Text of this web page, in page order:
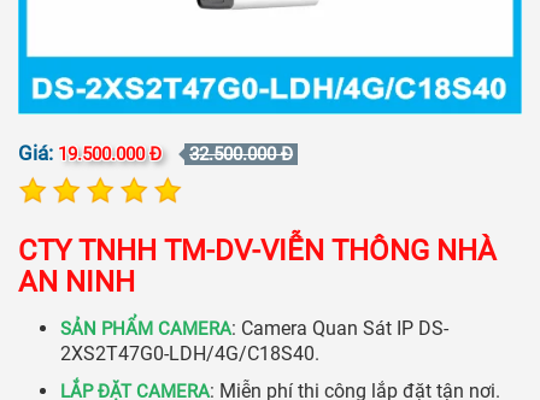
Giá: 19.500.000 Đ 32.500.000 Đ
CTY TNHH TM-DV-VIỄN THÔNG NHÀ
AN NINH
SẢN PHẨM CAMERA: Camera Quan Sát IP DS-
2XS2T47G0-LDH/4G/C18S40.
LẮP ĐẶT CAMERA: Miễn phí thi công lắp đặt tận nơi.